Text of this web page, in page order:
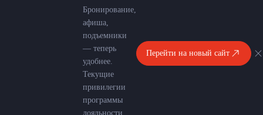
Бронирование,
афиша,
подъемники
— теперь
удобнее.
Текущие
привилегии
программы
лояльности
Перейти на новый сайт